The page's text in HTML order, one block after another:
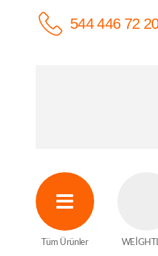
544 446 72
Tüm Ürünler